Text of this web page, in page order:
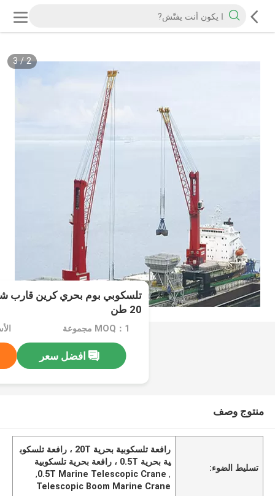
2
/
3
20 طن
MOQ：1 مجموعة
افضل سعر
منتوج وصف
تسليط الضوء:
رافعة تلسكوبية بحرية 20T ، رافعة تلسكوب
ية بحرية 0.5T ، رافعة بحرية تلسكوبية
,
0.5T Marine Telescopic Crane
,
Telescopic Boom Marine Crane